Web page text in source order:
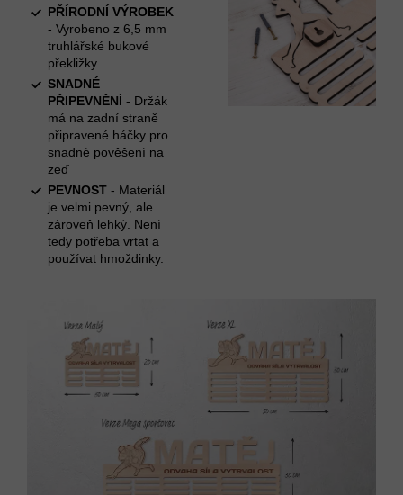
PŘÍRODNÍ VÝROBEK
- Vyrobeno z 6,5 mm
truhlářské bukové
překližky
SNADNÉ
PŘIPEVNĚNÍ - Držák
má na zadní straně
připravené háčky pro
snadné pověšení na
zeď
PEVNOST - Materiál
je velmi pevný, ale
zároveň lehký. Není
tedy potřeba vrtat a
používat hmoždinky.